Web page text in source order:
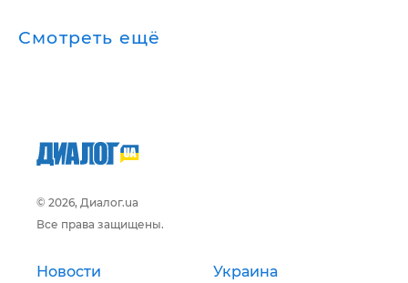
Смотреть ещё
© 2026, Диалог.ua
Все права защищены.
Новости Украина